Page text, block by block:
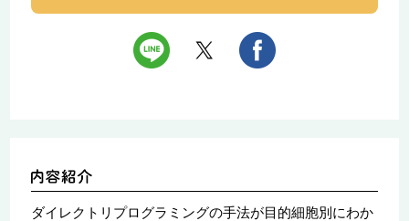
ダイレクトリプログラミングの手法が目的細胞別にわか